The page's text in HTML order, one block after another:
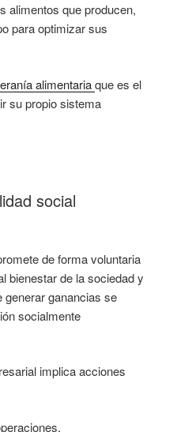
alimentos que producen,
para optimizar sus
alimentariaque es el
su propio sistema
social
de forma voluntaria
bienestar de la sociedad y
generar ganancias se
socialmente
implica acciones